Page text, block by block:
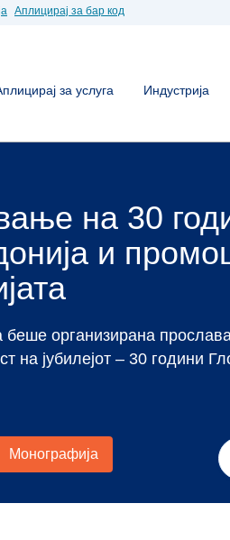
Аплицирај за бар код
за услуга Индустрија
членка во
бар код, тогаш сте на
код